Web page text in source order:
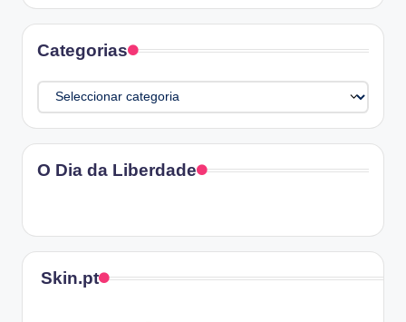
Categorias
Categorias
O Dia da Liberdade
Skin.pt